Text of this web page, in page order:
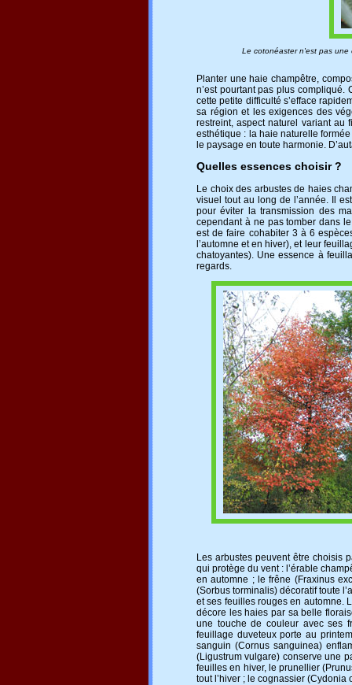
Le cotonéaster n'est pas une
Planter une haie champêtre,
n’est pourtant pas plus compliqué.
cette petite difficulté s’efface
sa région et les exigences des
restreint, aspect naturel variant au
esthétique : la haie naturelle
le paysage en toute harmonie.
Quelles essences choisir ?
Le choix des arbustes de haies
visuel tout au long de l’année. Il
pour éviter la transmission des
cependant à ne pas tomber dans
est de faire cohabiter 3 à 6
l’automne et en hiver), et leur
chatoyantes). Une essence à
regards.
Les arbustes peuvent être choisis
qui protège du vent : l’érable
en automne ; le frêne (Fraxinus
(Sorbus torminalis) décoratif toute
et ses feuilles rouges en automne.
décore les haies par sa belle
une touche de couleur avec ses
feuillage duveteux porte au
sanguin (Cornus sanguinea)
(Ligustrum vulgare) conserve une
feuilles en hiver, le prunellier
tout l’hiver ; le cognassier